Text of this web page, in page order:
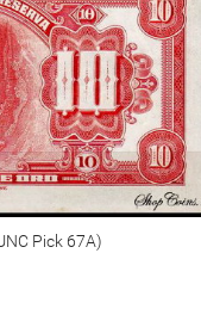
Pick 67A)